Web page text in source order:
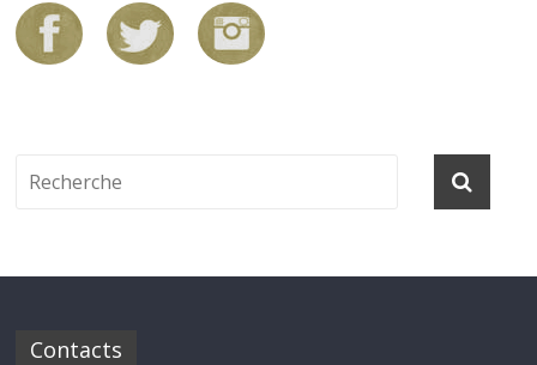
Contacts